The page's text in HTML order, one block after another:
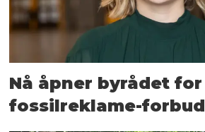
Nå åpner byrådet for
fossilreklame-forbud